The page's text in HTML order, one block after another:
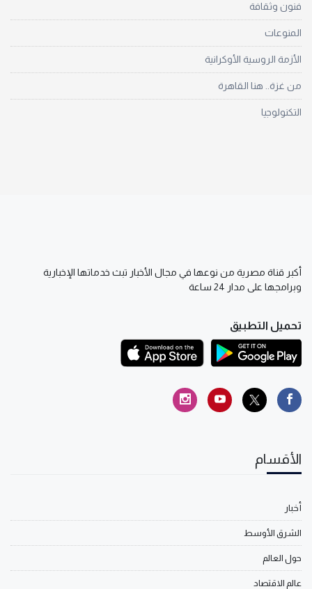
فنون وثقافة
المنوعات
الأزمة الروسية الأوكرانية
من غزة.. هنا القاهرة
التكنولوجيا
أكبر قناة مصرية من نوعها في مجال الأخبار تبث خدماتها الإخبارية
وبرامجها على مدار 24 ساعة
تحميل التطبيق
الأقسام
أخبار
الشرق الأوسط
حول العالم
عالم الاقتصاد